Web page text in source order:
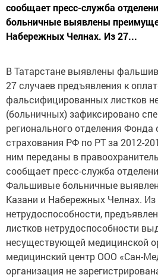
сообщает пресс-служба
больничные выявлены
Набережных Челнах. Из 27...
В Татарстане выявлены
27 случаев предъявления к
фальсифицированных листков
(больничных) зафиксировано
регионального отделения Фонда
страхования РФ по РТ за 2012-
ним переданы в
сообщает пресс-служба
Фальшивые больничные
Казани и Набережных Челнах. Из
нетрудоспособности,
листков нетрудоспособности
несуществующей медицинской
медицинский центр ООО «Сан-
организация не